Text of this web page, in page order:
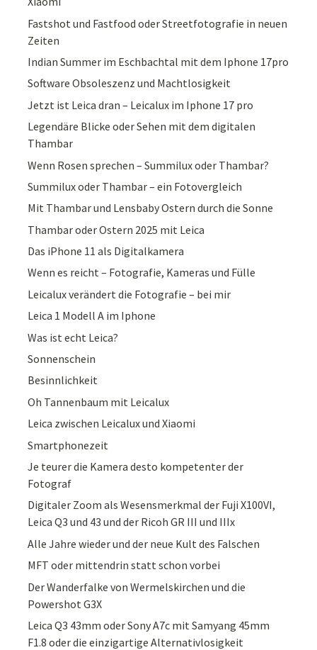
Fastshot und Fastfood oder Streetfotografie in neuen
Zeiten
Indian Summer im Eschbachtal mit dem Iphone 17pro
Software Obsoleszenz und Machtlosigkeit
Jetzt ist Leica dran – Leicalux im Iphone 17 pro
Legendäre Blicke oder Sehen mit dem digitalen
Thambar
Wenn Rosen sprechen – Summilux oder Thambar?
Summilux oder Thambar – ein Fotovergleich
Mit Thambar und Lensbaby Ostern durch die Sonne
Thambar oder Ostern 2025 mit Leica
Das iPhone 11 als Digitalkamera
Wenn es reicht – Fotografie, Kameras und Fülle
Leicalux verändert die Fotografie – bei mir
Leica 1 Modell A im Iphone
Was ist echt Leica?
Sonnenschein
Besinnlichkeit
Oh Tannenbaum mit Leicalux
Leica zwischen Leicalux und Xiaomi
Smartphonezeit
Je teurer die Kamera desto kompetenter der
Fotograf
Digitaler Zoom als Wesensmerkmal der Fuji X100VI,
Leica Q3 und 43 und der Ricoh GR III und IIIx
Alle Jahre wieder und der neue Kult des Falschen
MFT oder mittendrin statt schon vorbei
Der Wanderfalke von Wermelskirchen und die
Powershot G3X
Leica Q3 43mm oder Sony A7c mit Samyang 45mm
F1.8 oder die einzigartige Alternativlosigkeit